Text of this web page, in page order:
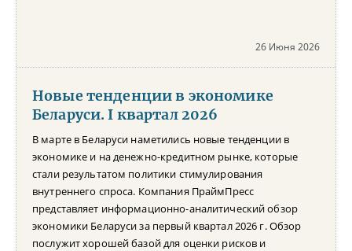
26 Июня 2026
Новые тенденции в экономике
Беларуси. I квартал 2026
В марте в Беларуси наметились новые тенденции в
экономике и на денежно-кредитном рынке, которые
стали результатом политики стимулирования
внутреннего спроса. Компания ПраймПресс
представляет информационно-аналитический обзор
экономики Беларуси за первый квартал 2026 г. Обзор
послужит хорошей базой для оценки рисков и